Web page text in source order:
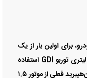
برای اولین بار از یک
موتور اختصاصی خودرو‌های هیبریدی ۱.۵ لیتری توربو GDI استفاده
شده است (در حالی که در خودرو‌های پلاگین‌هیبرید فعلی از موتور ۱.۵